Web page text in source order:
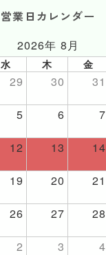
営業日カレンダー
2026年 8月
水 木 金
29 30 31
5 6 7
12 13 14
19 20 21
26 27 28
2 3 4